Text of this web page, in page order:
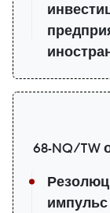
68-NQ/TW